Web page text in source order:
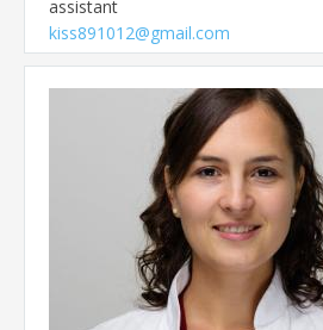
assistant
kiss891012@gmail.com